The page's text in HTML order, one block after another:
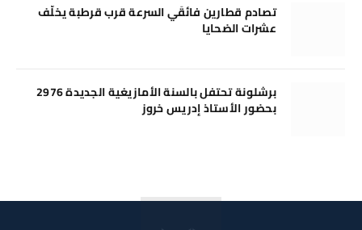
تصادم قطارين فائقَي السرعة قرب قرطبة يخلّف
عشرات الضحايا
برشلونة تحتفل بالسنة الأمازيغية الجديدة 2976
بحضور الأستاذ إدريس خروز